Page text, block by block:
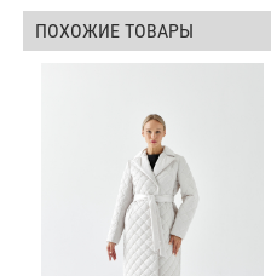
ПОХОЖИЕ ТОВАРЫ